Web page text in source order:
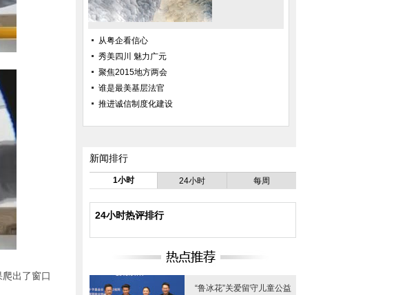
出了窗口
从粤企看信心
秀美四川 魅力广元
聚焦2015地方两会
谁是最美基层法官
推进诚信制度化建设
新闻排行
1小时 24小时 每周
24小时热评排行
“鲁冰花”关爱留守儿童公益